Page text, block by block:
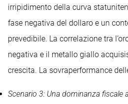
irripidimento della curva
fase negativa del dollaro e un
prevedibile. La correlazione tra
negativa e il metallo giallo
crescita. La sovraperformance
Scenario 3: Una dominanza fiscale